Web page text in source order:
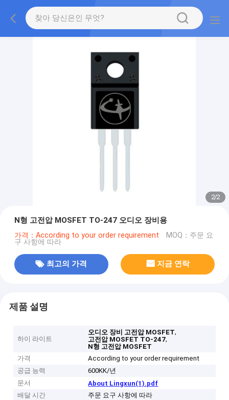
2/2
N형 고전압 MOSFET TO-247 오디오 장비용
가격：According to your order requirement MOQ：주문 요
구 사항에 따라
최고의 가격 지금 연락
제품 설명
하이 라이트
오디오 장비 고전압 MOSFET,
고전압 MOSFET TO-247,
N형 고전압 MOSFET
가격
According to your order requirement
공급 능력
600KK/년
문서
About Lingxun(1).pdf
배달 시간
주문 요구 사항에 따라